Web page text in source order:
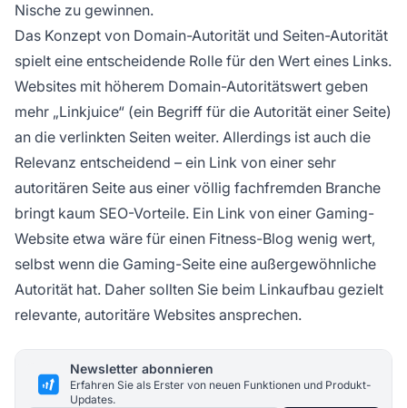
Nische zu gewinnen.
Das Konzept von Domain-Autorität und Seiten-Autorität
spielt eine entscheidende Rolle für den Wert eines Links.
Websites mit höherem Domain-Autoritätswert geben
mehr „Linkjuice“ (ein Begriff für die Autorität einer Seite)
an die verlinkten Seiten weiter. Allerdings ist auch die
Relevanz entscheidend – ein Link von einer sehr
autoritären Seite aus einer völlig fachfremden Branche
bringt kaum SEO-Vorteile. Ein Link von einer Gaming-
Website etwa wäre für einen Fitness-Blog wenig wert,
selbst wenn die Gaming-Seite eine außergewöhnliche
Autorität hat. Daher sollten Sie beim Linkaufbau gezielt
relevante, autoritäre Websites ansprechen.
Newsletter abonnieren
Erfahren Sie als Erster von neuen Funktionen und Produkt-
Updates.